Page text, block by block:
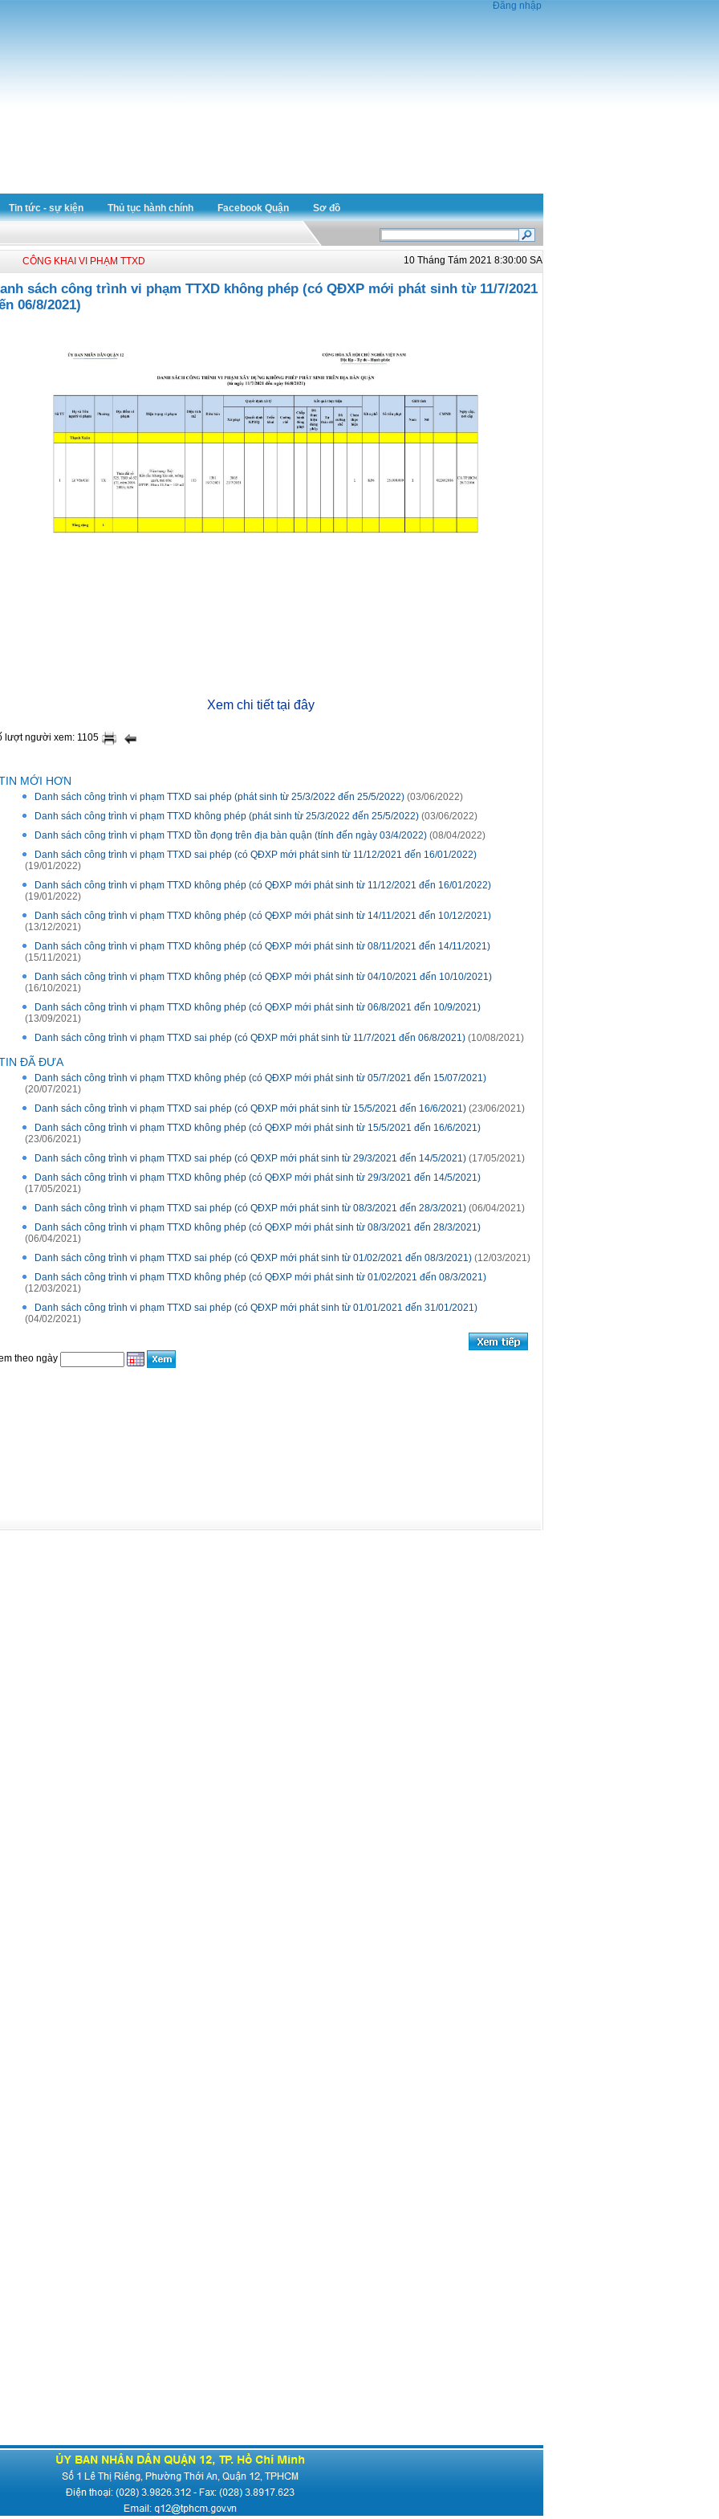
Đăng nhập
Tin tức - sự kiện Thủ tục hành chính Facebook Quận Sơ đồ
CÔNG KHAI VI PHẠM TTXD 10 Tháng Tám 2021 8:30:00 SA
sách công trình vi phạm TTXD không phép (có QĐXP mới phát sinh từ 11/7/2021
06/8/2021)
Xem chi tiết tại đây
lượt người xem: 1105
MỚI HƠN
Danh sách công trình vi phạm TTXD sai phép (phát sinh từ 25/3/2022 đến 25/5/2022) (03/06/2022)
Danh sách công trình vi phạm TTXD không phép (phát sinh từ 25/3/2022 đến 25/5/2022) (03/06/2022)
Danh sách công trình vi phạm TTXD tồn đọng trên địa bàn quận (tính đến ngày 03/4/2022) (08/04/2022)
Danh sách công trình vi phạm TTXD sai phép (có QĐXP mới phát sinh từ 11/12/2021 đến 16/01/2022)
(19/01/2022)
Danh sách công trình vi phạm TTXD không phép (có QĐXP mới phát sinh từ 11/12/2021 đến 16/01/2022)
(19/01/2022)
Danh sách công trình vi phạm TTXD không phép (có QĐXP mới phát sinh từ 14/11/2021 đến 10/12/2021)
(13/12/2021)
Danh sách công trình vi phạm TTXD không phép (có QĐXP mới phát sinh từ 08/11/2021 đến 14/11/2021)
(15/11/2021)
Danh sách công trình vi phạm TTXD không phép (có QĐXP mới phát sinh từ 04/10/2021 đến 10/10/2021)
(16/10/2021)
Danh sách công trình vi phạm TTXD không phép (có QĐXP mới phát sinh từ 06/8/2021 đến 10/9/2021)
(13/09/2021)
Danh sách công trình vi phạm TTXD sai phép (có QĐXP mới phát sinh từ 11/7/2021 đến 06/8/2021) (10/08/2021)
ĐÃ ĐƯA
Danh sách công trình vi phạm TTXD không phép (có QĐXP mới phát sinh từ 05/7/2021 đến 15/07/2021)
(20/07/2021)
Danh sách công trình vi phạm TTXD sai phép (có QĐXP mới phát sinh từ 15/5/2021 đến 16/6/2021) (23/06/2021)
Danh sách công trình vi phạm TTXD không phép (có QĐXP mới phát sinh từ 15/5/2021 đến 16/6/2021)
(23/06/2021)
Danh sách công trình vi phạm TTXD sai phép (có QĐXP mới phát sinh từ 29/3/2021 đến 14/5/2021) (17/05/2021)
Danh sách công trình vi phạm TTXD không phép (có QĐXP mới phát sinh từ 29/3/2021 đến 14/5/2021)
(17/05/2021)
Danh sách công trình vi phạm TTXD sai phép (có QĐXP mới phát sinh từ 08/3/2021 đến 28/3/2021) (06/04/2021)
Danh sách công trình vi phạm TTXD không phép (có QĐXP mới phát sinh từ 08/3/2021 đến 28/3/2021)
(06/04/2021)
Danh sách công trình vi phạm TTXD sai phép (có QĐXP mới phát sinh từ 01/02/2021 đến 08/3/2021) (12/03/2021)
Danh sách công trình vi phạm TTXD không phép (có QĐXP mới phát sinh từ 01/02/2021 đến 08/3/2021)
(12/03/2021)
Danh sách công trình vi phạm TTXD sai phép (có QĐXP mới phát sinh từ 01/01/2021 đến 31/01/2021)
(04/02/2021)
theo ngày